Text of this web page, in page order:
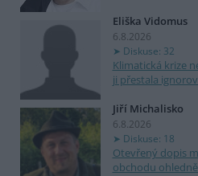
Eliška Vidomus
6.8.2026
Diskuse: 32
Klimatická krize
ji přestala
Jiří Michalisko
6.8.2026
Diskuse: 18
Otevřený dopis
obchodu